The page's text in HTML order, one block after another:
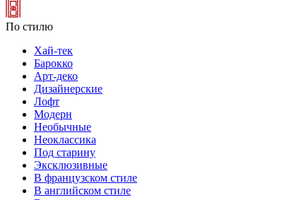
По стилю
Хай-тек
Барокко
Арт-деко
Дизайнерские
Лофт
Модерн
Необычные
Неоклассика
Под старину
Эксклюзивные
В французском стиле
В английском стиле